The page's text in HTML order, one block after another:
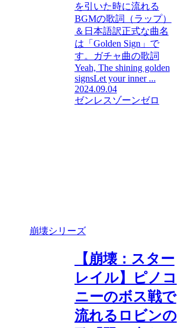
を引いた時に流れる
BGMの歌詞（ラップ）
＆日本語訳正式な曲名
は「Golden Sign」で
す。ガチャ曲の歌詞
Yeah, The shining golden
signsLet your inner ...
2024.09.04
ゼンレスゾーンゼロ
崩壊シリーズ
【崩壊：スター
レイル】ピノコ
ニーのボス戦で
流れるロビンの